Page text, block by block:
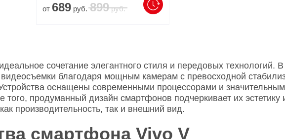
от 689 руб. 899руб.
сочетание элегантного стиля и передовых технологий.
благодаря мощным камерам с превосходной
оснащены современными процессорами и
того, продуманный дизайн смартфонов подчеркивает их эстетику
производительность, так и внешний вид.
смартфона Vivo V